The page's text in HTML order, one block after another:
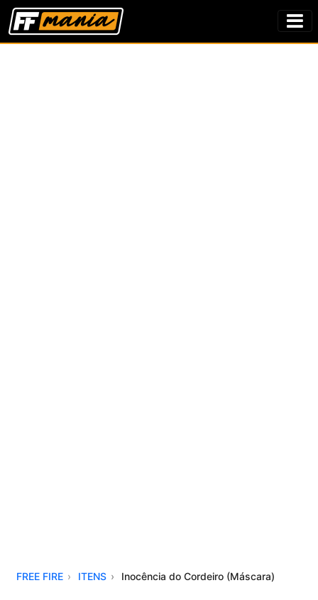
FREE FIRE ITENS Inocência do Cordeiro (Máscara)